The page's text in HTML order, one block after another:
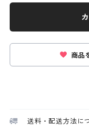
商品
送料・配送方法に